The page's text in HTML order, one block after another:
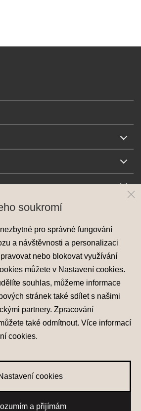
0
Hyundai Motor Czech s.r.o.
práva vyhrazena
Ochrana osobních údajů
Nastavení cookies
soukromí
pro správné fungování
a návštěvnosti a personalizaci
nebo blokovat využívání
můžete v Nastavení cookies.
souhlas, můžeme informace
stránek také sdílet s našimi
partnery. Zpracování
také odmítnout. Více informací
cookies.
cookies
a přijímám